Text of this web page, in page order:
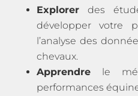
Explorerdes
développer votre
l’analyse des
chevaux.
Apprendrele
performances